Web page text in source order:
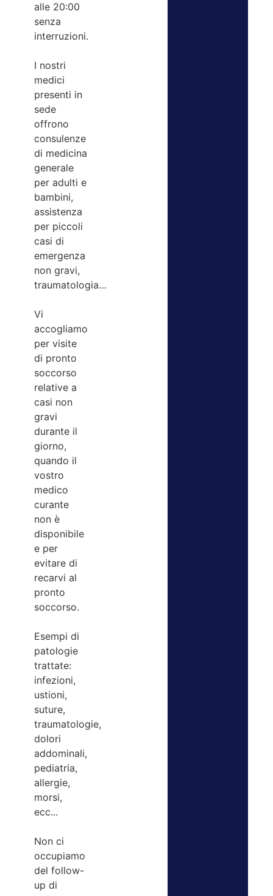
alle 20:00
senza
interruzioni.
I nostri
medici
presenti in
sede
offrono
consulenze
di medicina
generale
per adulti e
bambini,
assistenza
per piccoli
casi di
emergenza
non gravi,
traumatologia…
Vi
accogliamo
per visite
di pronto
soccorso
relative a
casi non
gravi
durante il
giorno,
quando il
vostro
medico
curante
non è
disponibile
e per
evitare di
recarvi al
pronto
soccorso.
Esempi di
patologie
trattate:
infezioni,
ustioni,
suture,
traumatologie,
dolori
addominali,
pediatria,
allergie,
morsi,
ecc...
Non ci
occupiamo
del follow-
up di